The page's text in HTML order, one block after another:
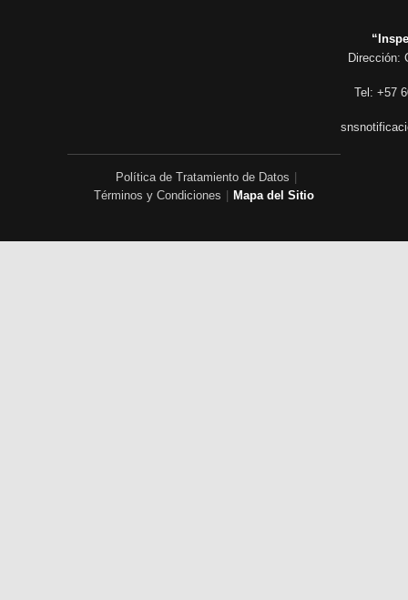
Dirección:
Tel: +57
Política de Tratamiento de Datos
Términos y Condiciones
Mapa del Sitio